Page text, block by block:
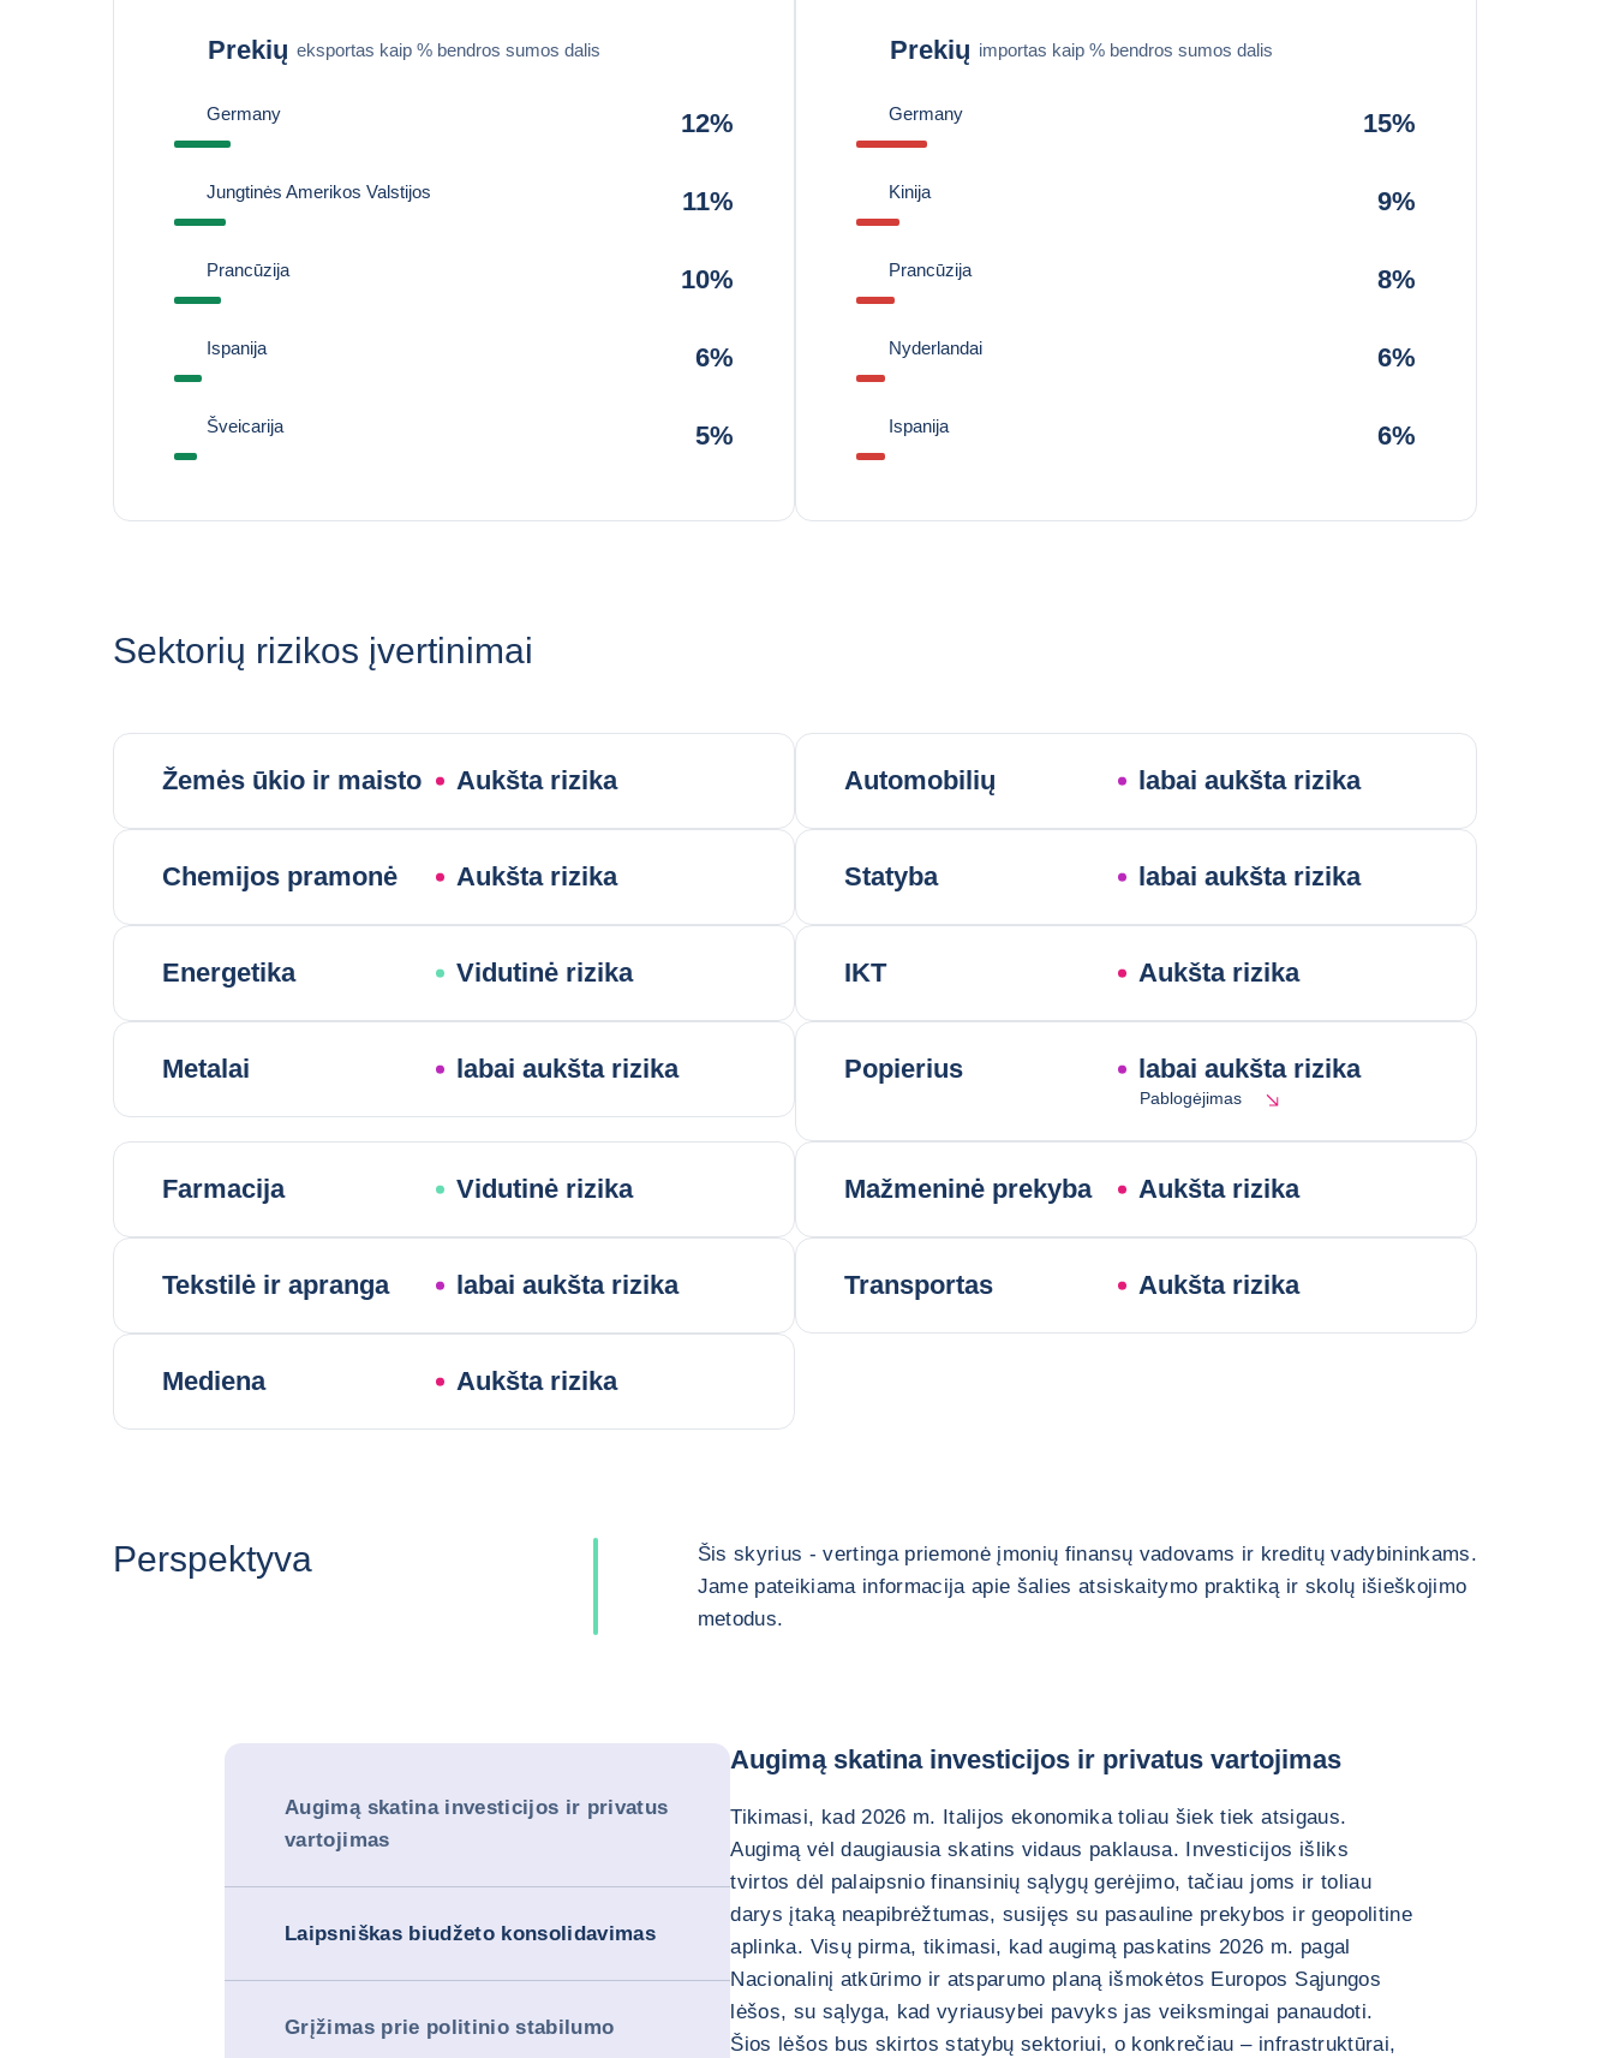
Prekių eksportas kaip % bendros sumos dalis
Germany 12%
Jungtinės Amerikos Valstijos 11%
Prancūzija 10%
Ispanija 6%
Šveicarija 5%
Prekių importas kaip % bendros sumos dalis
Germany 15%
Kinija 9%
Prancūzija 8%
Nyderlandai 6%
Ispanija 6%
Sektorių rizikos įvertinimai
Žemės ūkio ir maisto Aukšta rizika Automobilių labai aukšta rizika
Chemijos pramonė Aukšta rizika Statyba labai aukšta rizika
Energetika Vidutinė rizika IKT Aukšta rizika
Metalai labai aukšta rizika Popierius labai aukšta rizika
Pablogėjimas
Farmacija Vidutinė rizika Mažmeninė prekyba Aukšta rizika
Tekstilė ir apranga labai aukšta rizika Transportas Aukšta rizika
Mediena Aukšta rizika
Perspektyva
Šis skyrius - vertinga priemonė įmonių finansų vadovams ir kreditų vadybininkams.
Jame pateikiama informacija apie šalies atsiskaitymo praktiką ir skolų išieškojimo
metodus.
Augimą skatina investicijos ir privatus
vartojimas
Laipsniškas biudžeto konsolidavimas
Grįžimas prie politinio stabilumo
Augimą skatina investicijos ir privatus vartojimas
Tikimasi, kad 2026 m. Italijos ekonomika toliau šiek tiek atsigaus.
Augimą vėl daugiausia skatins vidaus paklausa. Investicijos išliks
tvirtos dėl palaipsnio finansinių sąlygų gerėjimo, tačiau joms ir toliau
darys įtaką neapibrėžtumas, susijęs su pasauline prekybos ir geopolitine
aplinka. Visų pirma, tikimasi, kad augimą paskatins 2026 m. pagal
Nacionalinį atkūrimo ir atsparumo planą išmokėtos Europos Sąjungos
lėšos, su sąlyga, kad vyriausybei pavyks jas veiksmingai panaudoti.
Šios lėšos bus skirtos statybų sektoriui, o konkrečiau – infrastruktūrai,